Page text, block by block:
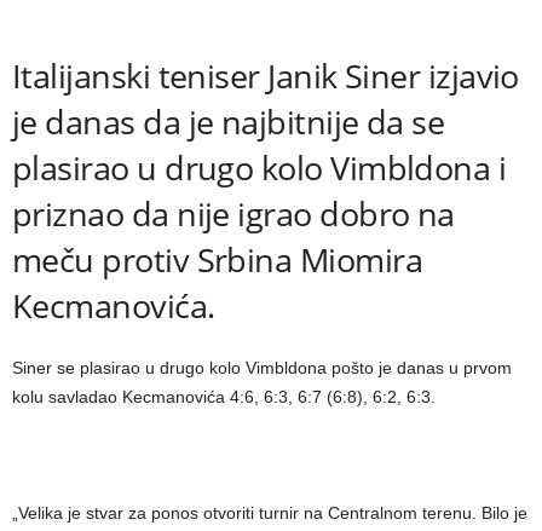
Italijanski teniser Janik Siner izjavio
je danas da je najbitnije da se
plasirao u drugo kolo Vimbldona i
priznao da nije igrao dobro na
meču protiv Srbina Miomira
Kecmanovića.
Siner se plasirao u drugo kolo Vimbldona pošto je danas u prvom
kolu savladao Kecmanovića 4:6, 6:3, 6:7 (6:8), 6:2, 6:3.
„Velika je stvar za ponos otvoriti turnir na Centralnom terenu. Bilo je